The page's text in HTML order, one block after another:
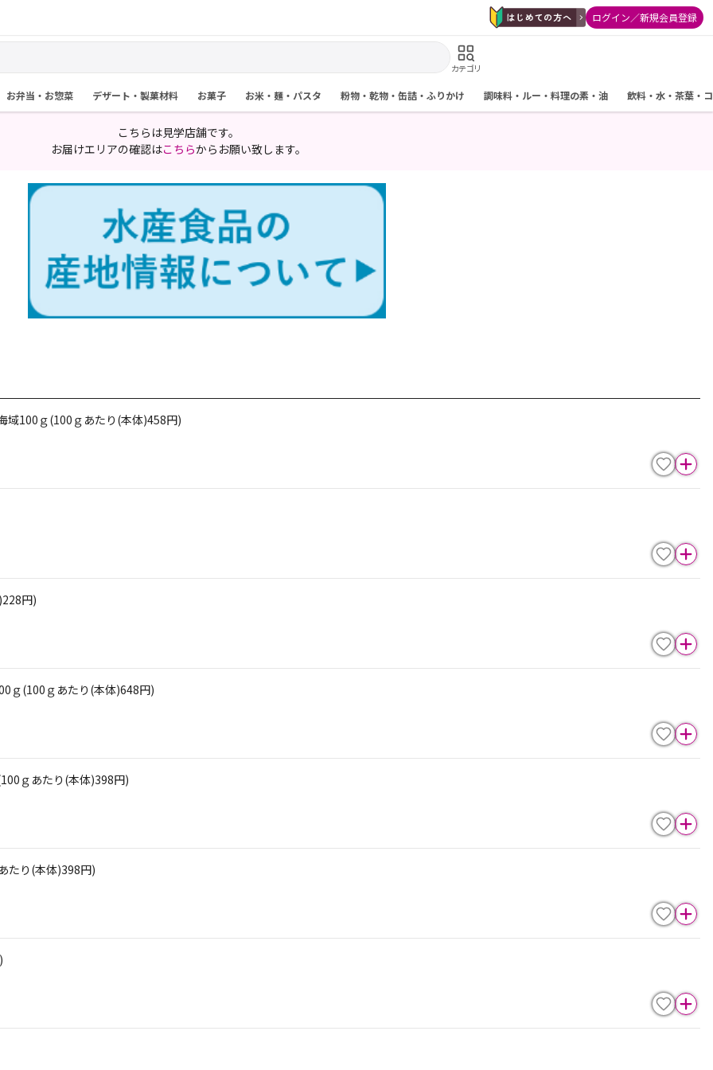
ログイン／新規会員登録
カテゴリ
お弁当・お惣菜 デザート・製菓材料 お菓子 お米・麺・パスタ 粉物・乾物・缶詰・ふりかけ 調味料・ルー・料理の素・油 飲料・水・茶葉・
こちらは見学店舗です。
お届けエリアの確認はこちらからお願い致します。
100ｇ(100ｇあたり(本体)458円)
円)
ｇ(100ｇあたり(本体)648円)
ｇあたり(本体)398円)
たり(本体)398円)